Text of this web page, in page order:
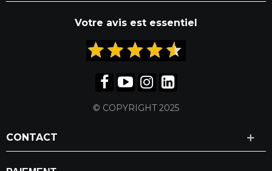
Votre avis est essentiel
© COPYRIGHT 2025
CONTACT